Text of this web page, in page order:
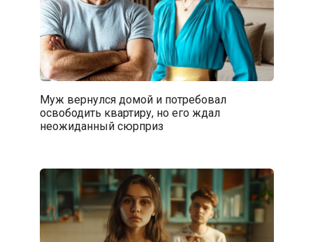
Муж вернулся домой и потребовал
освободить квартиру, но его ждал
неожиданный сюрприз